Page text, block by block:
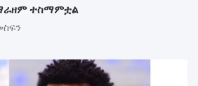
ተስማምቷል